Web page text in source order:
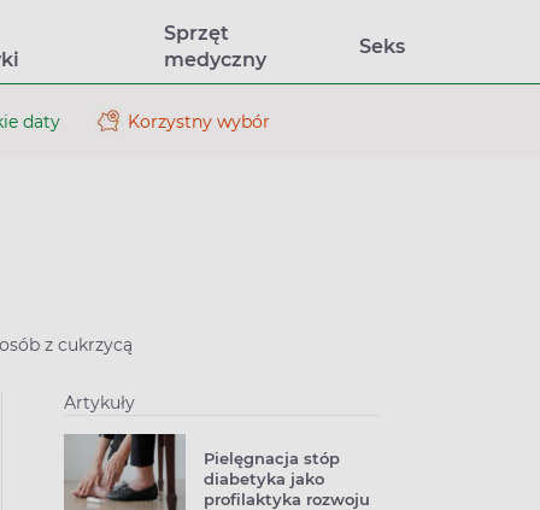
Sprzęt
medyczny
Seks
daty Korzystny wybór
z cukrzycą
Artykuły
Pielęgnacja stóp
diabetyka jako
profilaktyka rozwoju